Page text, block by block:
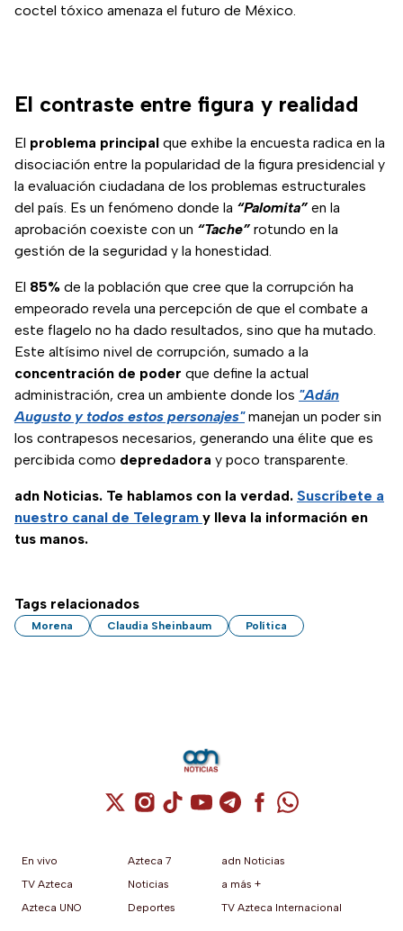
coctel tóxico amenaza el futuro de México.
El contraste entre figura y realidad
El problema principal que exhibe la encuesta radica en la
disociación entre la popularidad de la figura presidencial y
la evaluación ciudadana de los problemas estructurales
del país. Es un fenómeno donde la “Palomita”en la
aprobación coexiste con un “Tache”rotundo en la
gestión de la seguridad y la honestidad.
El 85% de la población que cree que la corrupción ha
empeorado revela una percepción de que el combate a
este flagelo no ha dado resultados, sino que ha mutado.
Este altísimo nivel de corrupción, sumado a la
concentración de poder que define la actual
administración, crea un ambiente donde los "Adán
Augusto y todos estos personajes"manejan un poder sin
los contrapesos necesarios, generando una élite que es
percibida como depredadora y poco transparente.
adn Noticias. Te hablamos con la verdad. Suscríbete a
nuestro canal de Telegram y lleva la información en
tus manos.
Tags relacionados
Morena Claudia Sheinbaum Política
Cuenta de X / Twitter (se abre en una
Cuenta de Instagram (se abre en una
Cuenta de TikTok (se abre en
Cuenta de YouTube (se abre
Cuenta de Telegram (se
Cuenta de
Cuenta de
En vivo
TV Azteca
Azteca UNO
Azteca 7
Noticias
Deportes
adn Noticias
a más +
TV Azteca Internacional